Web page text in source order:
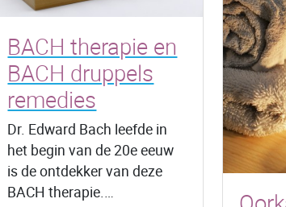
BACH therapie en
BACH druppels
remedies
Dr. Edward Bach leefde in
het begin van de 20e eeuw
is de ontdekker van deze
BACH therapie.…